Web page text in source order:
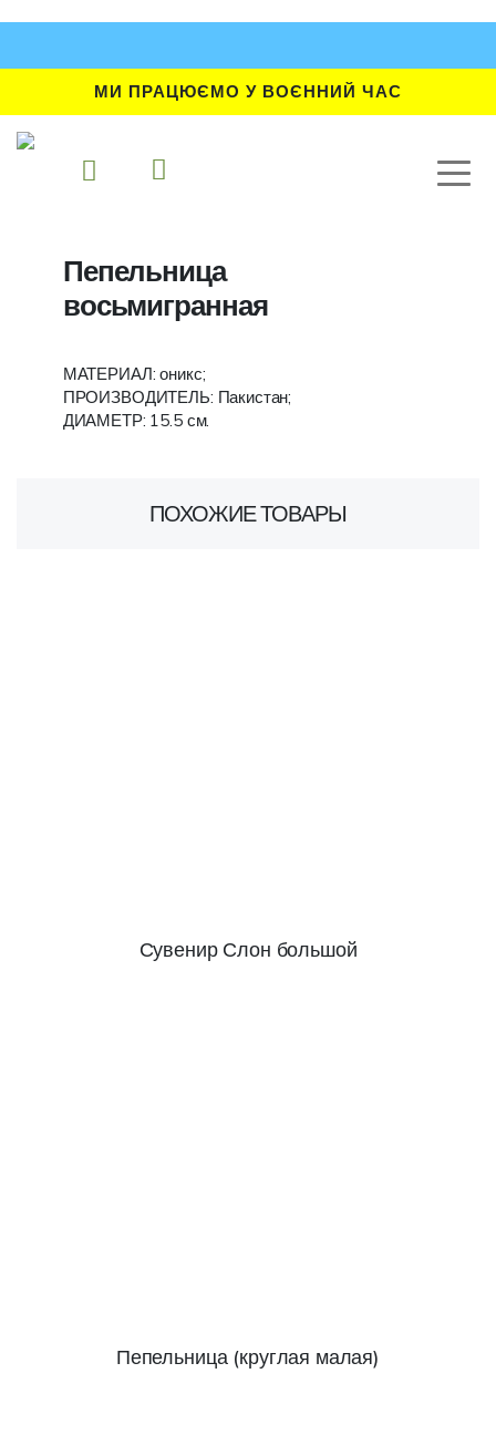
МИ ПРАЦЮЄМО У ВОЄННИЙ ЧАС
Пепельница
восьмигранная
МАТЕРИАЛ: оникс;
ПРОИЗВОДИТЕЛЬ: Пакистан;
ДИАМЕТР: 15.5 см.
ПОХОЖИЕ ТОВАРЫ
Сувенир Слон большой
Пепельница (круглая малая)